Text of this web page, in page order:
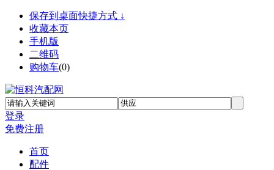
保存到桌面快捷方式 ↓
收藏本页
手机版
二维码
购物车(0)
登录
免费注册
首页
配件